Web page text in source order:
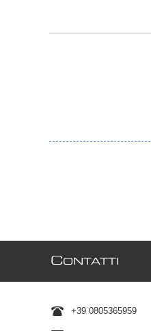
CONTATTI
+39 0805365959